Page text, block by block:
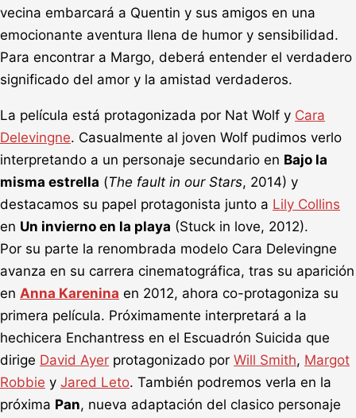
vecina embarcará a Quentin y sus amigos en una
emocionante aventura llena de humor y sensibilidad.
Para encontrar a Margo, deberá entender el verdadero
significado del amor y la amistad verdaderos.
La película está protagonizada por Nat Wolf y Cara
Delevingne. Casualmente al joven Wolf pudimos verlo
interpretando a un personaje secundario en Bajo la
misma estrella (The fault in our Stars, 2014) y
destacamos su papel protagonista junto a Lily Collins
en Un invierno en la playa (Stuck in love, 2012).
Por su parte la renombrada modelo Cara Delevingne
avanza en su carrera cinematográfica, tras su aparición
en Anna Karenina en 2012, ahora co-protagoniza su
primera película. Próximamente interpretará a la
hechicera Enchantress en el Escuadrón Suicida que
dirige David Ayer protagonizado por Will Smith, Margot
Robbie y Jared Leto. También podremos verla en la
próxima Pan, nueva adaptación del clasico personaje